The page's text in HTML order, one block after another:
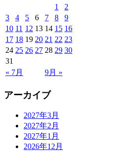
« 7月 9月 »
1
2
3
4 5 6 7 8
9
10 11 12 13 14 15 16
17 18 19 20 21 22 23
24 25 26 27 28 29 30
31
アーカイブ
2027年3月
2027年2月
2027年1月
2026年12月